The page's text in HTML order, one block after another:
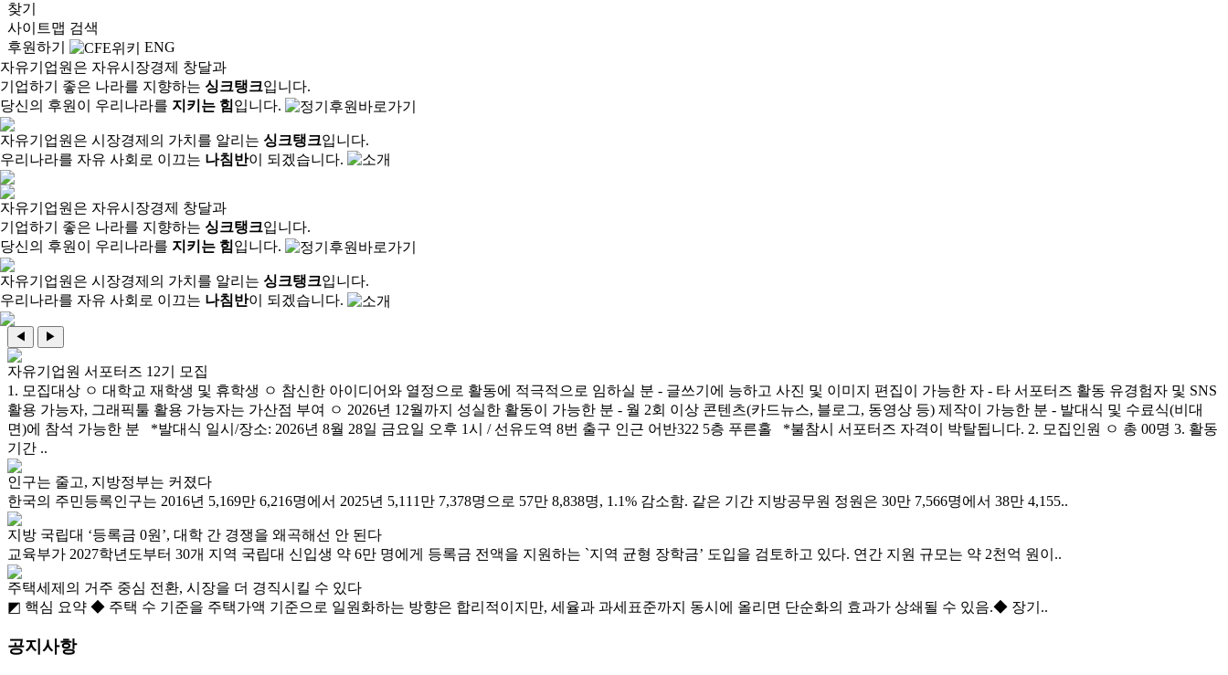
찾기
사이트맵 검색
후원하기
ENG
자유기업원은 자유시장경제 창달과
기업하기 좋은 나라를 지향하는 싱크탱크입니다.
당신의 후원이 우리나라를 지키는 힘입니다.
자유기업원은 시장경제의 가치를 알리는 싱크탱크입니다.
우리나라를 자유 사회로 이끄는 나침반이 되겠습니다.
자유기업원은 자유시장경제 창달과
기업하기 좋은 나라를 지향하는 싱크탱크입니다.
당신의 후원이 우리나라를 지키는 힘입니다.
자유기업원은 시장경제의 가치를 알리는 싱크탱크입니다.
우리나라를 자유 사회로 이끄는 나침반이 되겠습니다.
◀ ▶
자유기업원 서포터즈 12기 모집
1. 모집대상 ㅇ 대학교 재학생 및 휴학생 ㅇ 참신한 아이디어와 열정으로 활동에 적극적으로 임하실 분 - 글쓰기에 능하고 사진 및 이미지 편집이 가능한 자 - 타 서포터즈 활동 유경험자 및 SNS
활용 가능자, 그래픽툴 활용 가능자는 가산점 부여 ㅇ 2026년 12월까지 성실한 활동이 가능한 분 - 월 2회 이상 콘텐츠(카드뉴스, 블로그, 동영상 등) 제작이 가능한 분 - 발대식 및 수료식(비대
면)에 참석 가능한 분 *발대식 일시/장소: 2026년 8월 28일 금요일 오후 1시 / 선유도역 8번 출구 인근 어반322 5층 푸른홀 *불참시 서포터즈 자격이 박탈됩니다. 2. 모집인원 ㅇ 총 00명 3. 활동
기간 ..
인구는 줄고, 지방정부는 커졌다
한국의 주민등록인구는 2016년 5,169만 6,216명에서 2025년 5,111만 7,378명으로 57만 8,838명, 1.1% 감소함. 같은 기간 지방공무원 정원은 30만 7,566명에서 38만 4,155..
지방 국립대 ‘등록금 0원’, 대학 간 경쟁을 왜곡해선 안 된다
교육부가 2027학년도부터 30개 지역 국립대 신입생 약 6만 명에게 등록금 전액을 지원하는 `지역 균형 장학금’ 도입을 검토하고 있다. 연간 지원 규모는 약 2천억 원이..
주택세제의 거주 중심 전환, 시장을 더 경직시킬 수 있다
◩ 핵심 요약 ◆ 주택 수 기준을 주택가액 기준으로 일원화하는 방향은 합리적이지만, 세율과 과세표준까지 동시에 올리면 단순화의 효과가 상쇄될 수 있음.◆ 장기..
공지사항